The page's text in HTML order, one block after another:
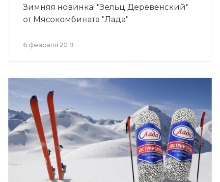
Зимняя новинка! "Зельц Деревенский"
от Мясокомбината "Лада"
6 февраля 2019